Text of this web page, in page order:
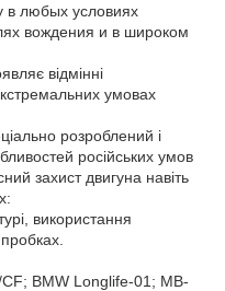
в любых условиях
вождения и в широком
відмінні
умовах
розроблений і
російських умов
захист двигуна навіть
використання
CF; BMW Longlife-01; MB-